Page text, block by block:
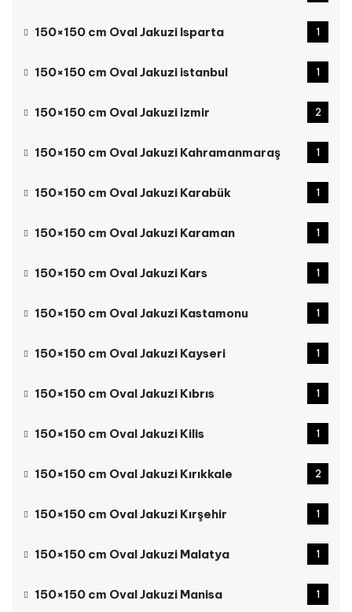
150×150 cm Oval Jakuzi Isparta 1
150×150 cm Oval Jakuzi istanbul 1
150×150 cm Oval Jakuzi izmir 2
150×150 cm Oval Jakuzi Kahramanmaraş 1
150×150 cm Oval Jakuzi Karabük 1
150×150 cm Oval Jakuzi Karaman 1
150×150 cm Oval Jakuzi Kars 1
150×150 cm Oval Jakuzi Kastamonu 1
150×150 cm Oval Jakuzi Kayseri 1
150×150 cm Oval Jakuzi Kıbrıs 1
150×150 cm Oval Jakuzi Kilis 1
150×150 cm Oval Jakuzi Kırıkkale 2
150×150 cm Oval Jakuzi Kırşehir 1
150×150 cm Oval Jakuzi Malatya 1
150×150 cm Oval Jakuzi Manisa 1